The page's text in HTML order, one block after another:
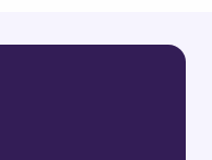
للتأكد مما